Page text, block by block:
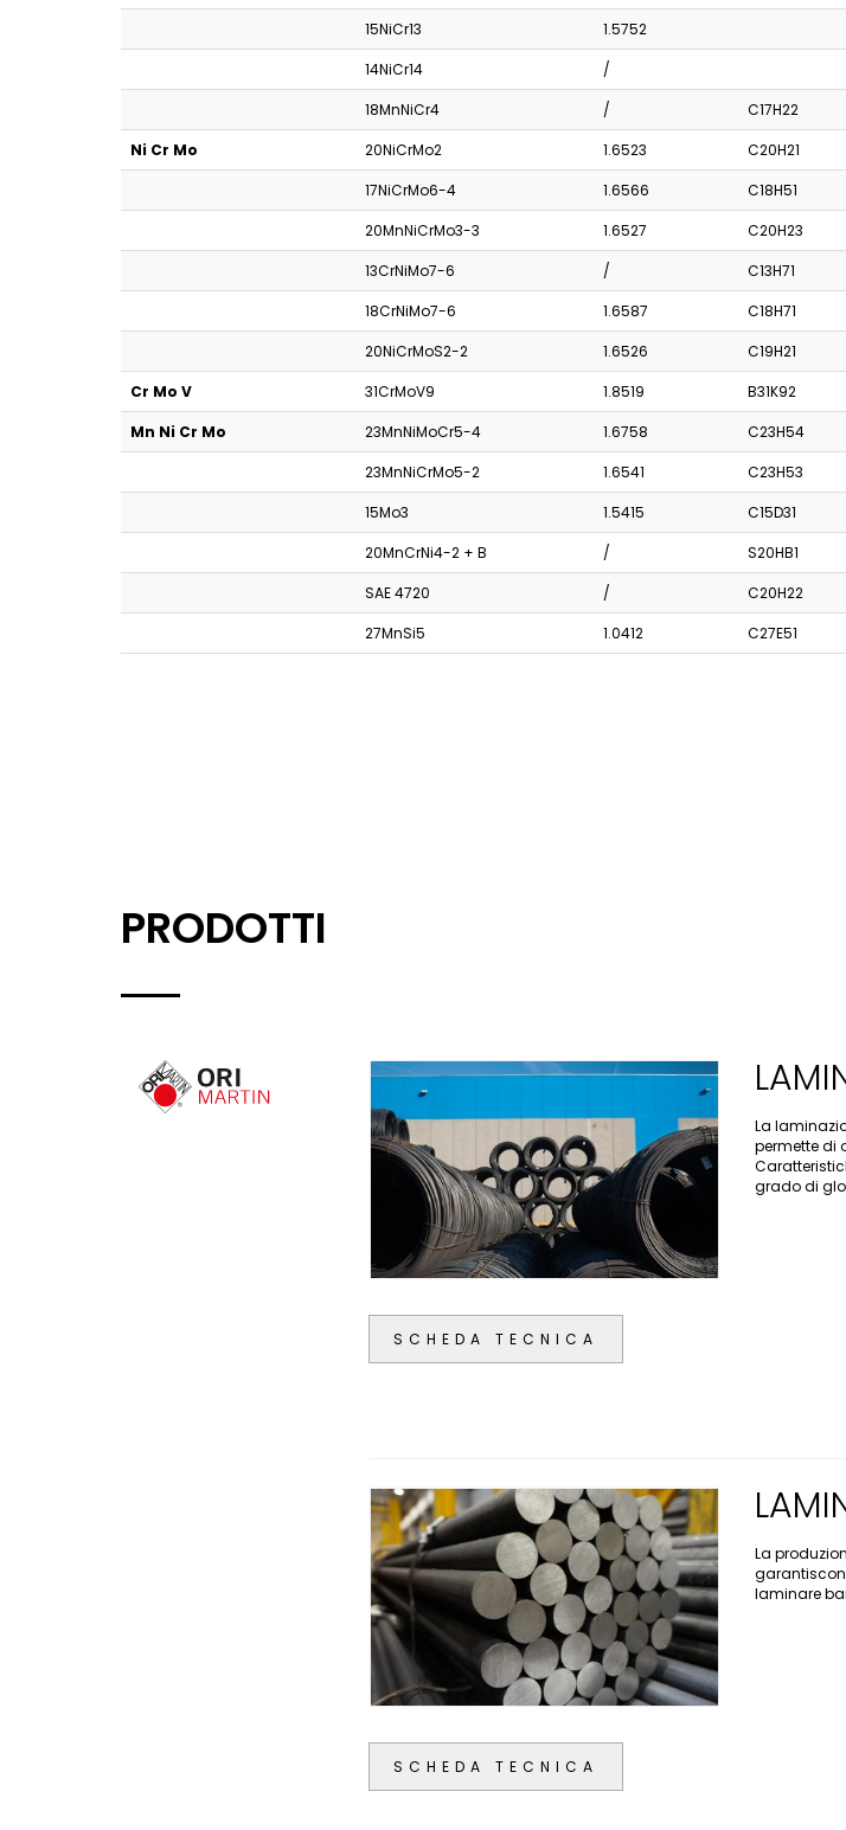
15NiCr13
1.5752
14NiCr14
/
18MnNiCr4
/ C17H22
Ni Cr Mo
20NiCrMo2 1.6523 C20H21
17NiCrMo6-4
1.6566 C18H51
20MnNiCrMo3-3
1.6527 C20H23
13CrNiMo7-6
/ C13H71
18CrNiMo7-6
1.6587 C18H71
20NiCrMoS2-2
1.6526 C19H21
Cr Mo V
31CrMoV9 1.8519 B31K92
Mn Ni Cr Mo
23MnNiMoCr5-4 1.6758 C23H54
23MnNiCrMo5-2
1.6541 C23H53
15Mo3
1.5415 C15D31
20MnCrNi4-2 + B
/ S20HB1
SAE 4720
/ C20H22
27MnSi5
1.0412 C27E51
PRODOTTI
SCHEDA TECNICA
La
permette di
grado di
SCHEDA TECNICA
La
laminare